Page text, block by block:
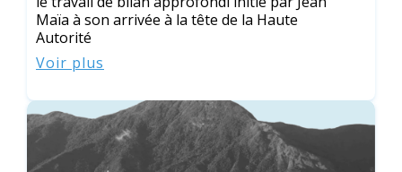
Maïa à son arrivée à la tête de la Haute
Autorité
Voir plus